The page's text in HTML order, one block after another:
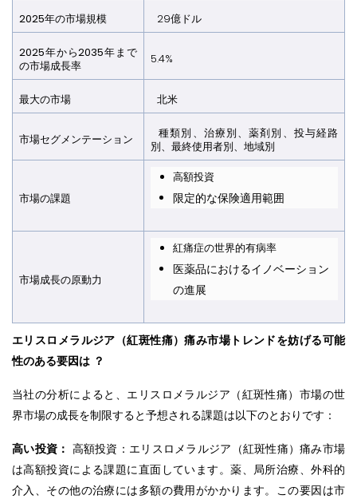
2025年の市場規模 29億ドル
2025年から2035年まで
の市場成長率
5.4%
最大の市場 北米
市場セグメンテーション
種類別、治療別、薬剤別、投与経路
別、最終使用者別、地域別
市場の課題
高額投資
限定的な保険適用範囲
市場成長の原動力
紅痛症の世界的有病率
医薬品におけるイノベーション
の進展
エリスロメラルジア（紅斑性痛）痛み市場トレンドを妨げる可能
性のある要因は ？
当社の分析によると、エリスロメラルジア（紅斑性痛）市場の世
界市場の成長を制限すると予想される課題は以下のとおりです：
高い投資： 高額投資：エリスロメラルジア（紅斑性痛）痛み市場
は高額投資による課題に直面しています。薬、局所治療、外科的
介入、その他の治療には多額の費用がかかります。この要因は市